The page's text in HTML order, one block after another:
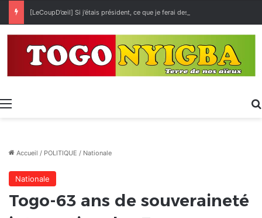
[LeCoupD’œil] Si j’étais président, ce que je ferai des « Évalas »
Menu
Accueil / POLITIQUE / Nationale
Nationale
Togo-63 ans de souveraineté